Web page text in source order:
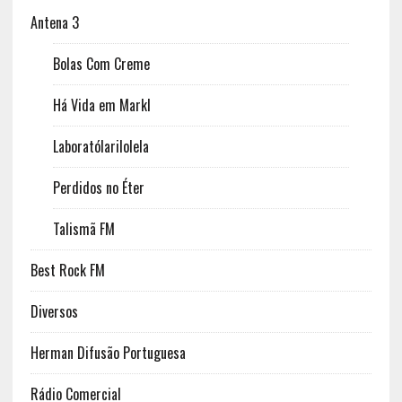
Antena 3
Bolas Com Creme
Há Vida em Markl
Laboratólarilolela
Perdidos no Éter
Talismã FM
Best Rock FM
Diversos
Herman Difusão Portuguesa
Rádio Comercial